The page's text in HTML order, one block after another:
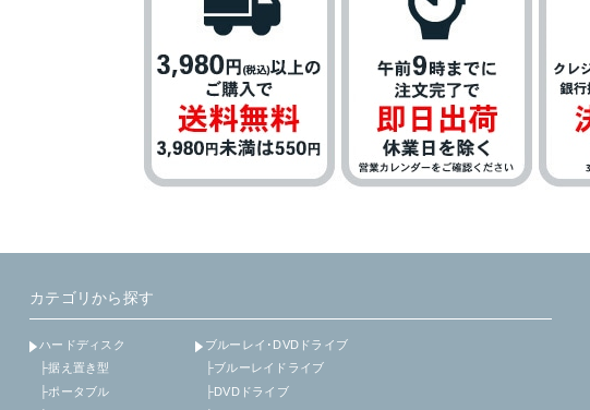
カテゴリから探す
ハードディスク
├据え置き型
├ポータブル
ブルーレイ･DVDドライブ
├ブルーレイドライブ
├DVDドライブ